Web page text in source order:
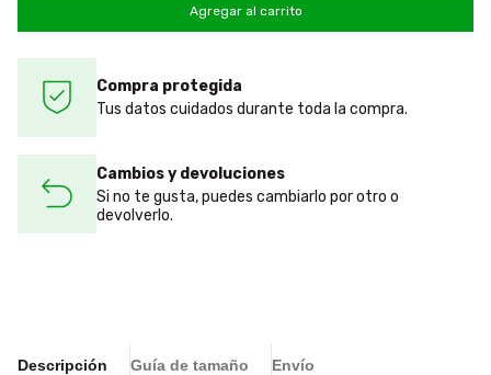
Compra protegida
Tus datos cuidados durante toda la compra.
Cambios y devoluciones
Si no te gusta, puedes cambiarlo por otro o
devolverlo.
Descripción Guía de tamaño Envío